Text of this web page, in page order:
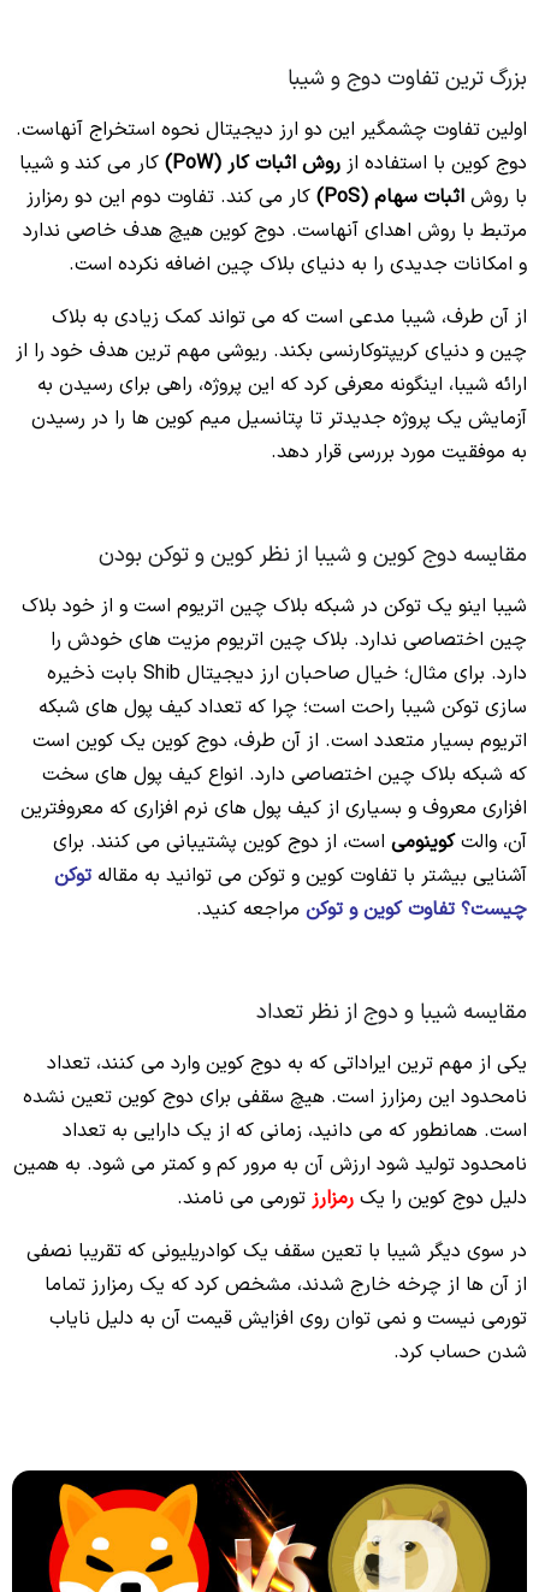
بزرگ ترین تفاوت دوج و شیبا
اولین تفاوت چشمگیر این دو ارز دیجیتال نحوه استخراج آنهاست.
دوج کوین با استفاده از روش اثبات کار (PoW)
کار می کند و شیبا
با روش اثبات سهام (PoS)
کار می کند. تفاوت دوم این دو رمزارز
مرتبط با روش اهدای آنهاست. دوج کوین هیچ هدف خاصی ندارد
و امکانات جدیدی را به دنیای بلاک چین اضافه نکرده است.
از آن طرف، شیبا مدعی است که می تواند کمک زیادی به بلاک
چین و دنیای کریپتوکارنسی بکند. ریوشی مهم ترین هدف خود را از
ارائه شیبا، اینگونه معرفی کرد که این پروژه، راهی برای رسیدن به
آزمایش یک پروژه جدیدتر تا پتانسیل میم کوین ها را در رسیدن
به موفقیت مورد بررسی قرار دهد.
مقایسه دوج کوین و شیبا از نظر کوین و توکن بودن
شیبا اینو یک توکن در شبکه بلاک چین اتریوم است و از خود بلاک
چین اختصاصی ندارد. بلاک چین اتریوم مزیت های خودش را
دارد. برای مثال؛ خیال صاحبان ارز دیجیتال Shib بابت ذخیره
سازی توکن شیبا راحت است؛ چرا که تعداد کیف پول های شبکه
اتریوم بسیار متعدد است. از آن طرف، دوج کوین یک کوین است
که شبکه بلاک چین اختصاصی دارد. انواع کیف پول های سخت
افزاری معروف و بسیاری از کیف پول های نرم افزاری که معروفترین
آن، والتکوینومی است، از دوج کوین پشتیبانی می کنند. برای
آشنایی بیشتر با تفاوت کوین و توکن می توانید به مقالهتوکن
چیست؟ تفاوت کوین و توکن مراجعه کنید.
مقایسه شیبا و دوج از نظر تعداد
یکی از مهم ترین ایراداتی که به دوج کوین وارد می کنند، تعداد
نامحدود این رمزارز است. هیچ سقفی برای دوج کوین تعین نشده
است. همانطور که می دانید، زمانی که از یک دارایی به تعداد
نامحدود تولید شود ارزش آن به مرور کم و کمتر می شود. به همین
دلیل دوج کوین را یک رمزارز تورمی می نامند.
در سوی دیگر شیبا با تعین سقف یک کوادریلیونی که تقریبا نصفی
از آن ها از چرخه خارج شدند، مشخص کرد که یک رمزارز تماما
تورمی نیست و نمی توان روی افزایش قیمت آن به دلیل نایاب
شدن حساب کرد.